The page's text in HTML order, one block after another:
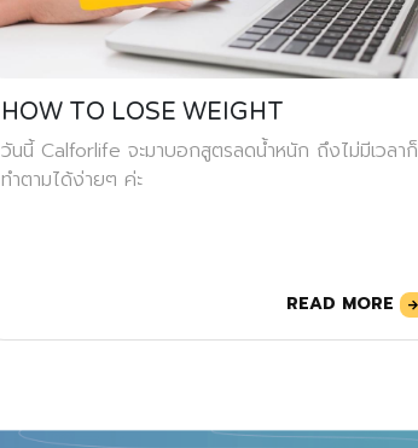
HOW TO LOSE WEIGHT
วันนี้ Calforlife จะมาบอกสูตรลดน้ำหนัก ถึงไม่มีเวลาก็
ทำตามได้ง่ายๆ ค่ะ
READ MORE